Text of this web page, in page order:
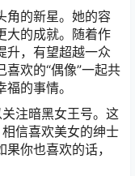
角的新星。她的容
大的成就。随着作
升，有望超越一众
欢的“偶像”一起共
的事情。
注暗黑女王号。这
信喜欢美女的绅士
你也喜欢的话，